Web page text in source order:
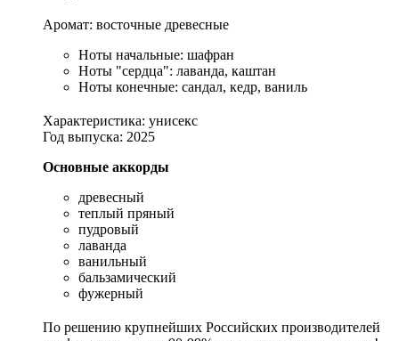
Аромат: восточные древесные
Ноты начальные: шафран
Ноты "сердца": лаванда, каштан
Ноты конечные: сандал, кедр, ваниль
Характеристика: унисекс
Год выпуска: 2025
Основные аккорды
древесный
теплый пряный
пудровый
лаванда
ванильный
бальзамический
фужерный
По решению крупнейших Российских производителей